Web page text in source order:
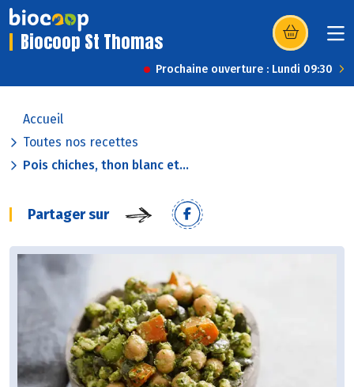
Biocoop St Thomas (s’ouvre dans
Prochaine ouverture : Lundi 09:30
Accueil
Toutes nos recettes
Pois chiches, thon blanc et...
Partager sur